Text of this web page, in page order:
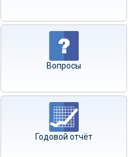
Вопросы
Годовой отчёт